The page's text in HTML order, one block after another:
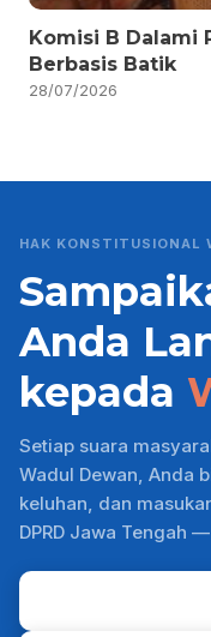
Komisi B Dalami
Berbasis Batik
28/07/2026
HAK KONSTITUSIONAL
Anda
kepada
Setiap suara
Wadul Dewan, Anda
keluhan, dan
DPRD Jawa Tengah